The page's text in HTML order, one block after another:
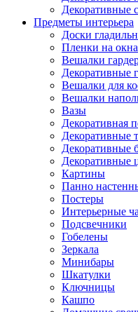
Декоративные
Предметы интерьера
Доски
Пленки на окна
Вешалки
Декоративные
Вешалки для
Вешалки
Вазы
Декоративная
Декоративные
Декоративные
Декоративные
Картины
Панно
Постеры
Интерьерные
Подсвечники
Гобелены
Зеркала
Минибары
Шкатулки
Ключницы
Кашпо